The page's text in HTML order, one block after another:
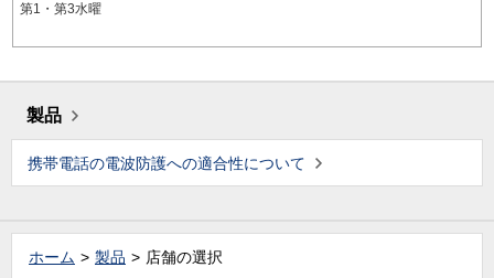
第1・第3水曜
製品
携帯電話の電波防護への適合性について
ホーム 製品 店舗の選択